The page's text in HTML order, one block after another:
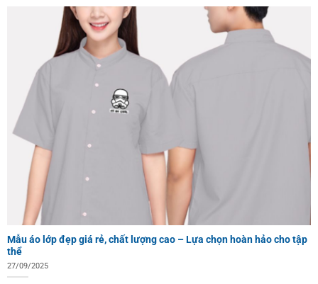
Mẫu áo lớp đẹp giá rẻ, chất lượng cao – Lựa chọn hoàn hảo cho tập
thể
27/09/2025